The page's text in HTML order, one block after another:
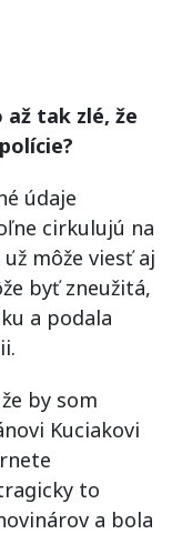
až tak zlé, že
údaje
cirkulujú na
môže viesť aj
byť zneužitá,
a podala
by som
Kuciakovi
to
a bola